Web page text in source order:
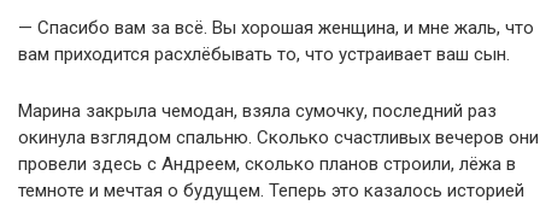
— Спасибо вам за всё. Вы хорошая женщина, и мне жаль, что
вам приходится расхлёбывать то, что устраивает ваш сын.
Марина закрыла чемодан, взяла сумочку, последний раз
окинула взглядом спальню. Сколько счастливых вечеров они
провели здесь с Андреем, сколько планов строили, лёжа в
темноте и мечтая о будущем. Теперь это казалось историей